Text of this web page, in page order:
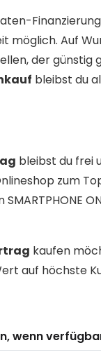
möglich. Auf
der
bleibst du
bleibst du frei
zum
kaufen
auf höchste
wenn